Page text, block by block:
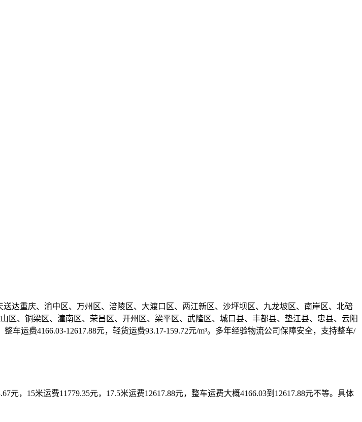
达重庆、渝中区、万州区、涪陵区、大渡口区、两江新区、沙坪坝区、九龙坡区、南岸区、北碚
、铜梁区、潼南区、荣昌区、开州区、梁平区、武隆区、城口县、丰都县、垫江县、忠县、云阳
运费4166.03-12617.88元，轻货运费93.17-159.72元/m³。多年经验物流公司保障安全，支持整车/
元，15米运费11779.35元，17.5米运费12617.88元，整车运费大概4166.03到12617.88元不等。具体